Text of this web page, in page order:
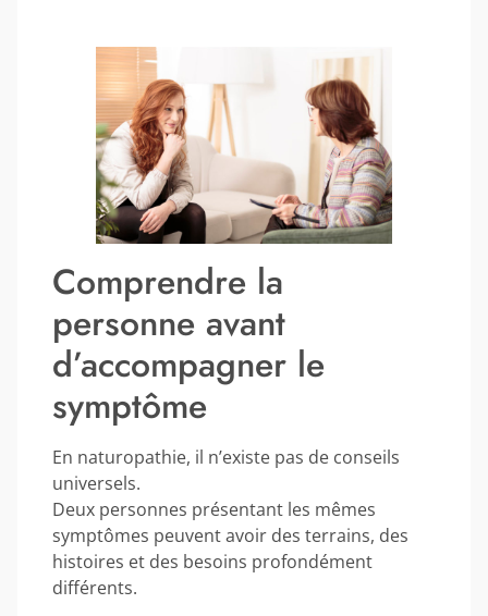
Comprendre la
personne avant
d’accompagner le
symptôme
En naturopathie, il n’existe pas de conseils
universels.
Deux personnes présentant les mêmes
symptômes peuvent avoir des terrains, des
histoires et des besoins profondément
différents.